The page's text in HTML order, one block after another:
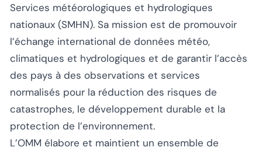
Services météorologiques et hydrologiques
nationaux (SMHN). Sa mission est de promouvoir
l’échange international de données météo,
climatiques et hydrologiques et de garantir l’accès
des pays à des observations et services
normalisés pour la réduction des risques de
catastrophes, le développement durable et la
protection de l’environnement.
L’OMM élabore et maintient un ensemble de